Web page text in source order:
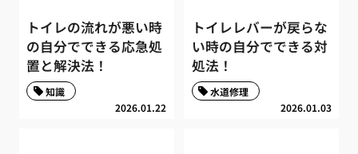
トイレの流れが悪い時
の自分でできる応急処
置と解決法！
2026.01.22
知識
トイレレバーが戻らな
い時の自分でできる対
処法！
2026.01.03
水道修理